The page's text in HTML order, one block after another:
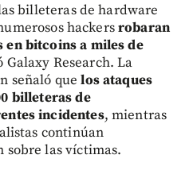
billeteras de hardware
hackersrobaran
en bitcoins a miles de
Galaxy Research. La
señaló que los ataques
billeteras de
incidentes, mientras
continúan
las víctimas.